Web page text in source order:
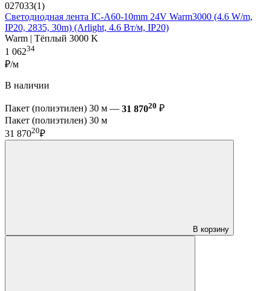
027033(1)
Светодиодная лента IC-A60-10mm 24V Warm3000 (4.6 W/m,
IP20, 2835, 30m) (Arlight, 4.6 Вт/м, IP20)
Warm | Тёплый 3000 K
1 06234
₽/м
В наличии
Пакет (полиэтилен) 30 м — 31 87020 ₽
Пакет (полиэтилен) 30 м
31 87020₽
В корзину